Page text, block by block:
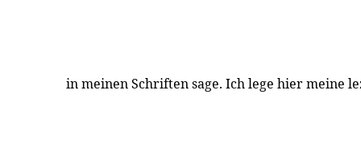
in meinen Schriften sage. Ich lege hier meine